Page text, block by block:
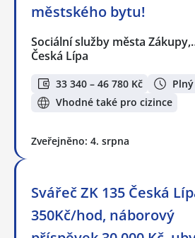
městského bytu!
Sociální služby města
Česká Lípa
33 340 – 46 780 Kč
Vhodné také pro cizince
Zveřejněno: 4. srpna
Svářeč ZK 135 Česká
350Kč/hod, náborový